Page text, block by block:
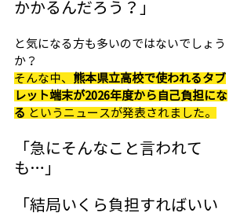
かかるんだろう？」
と気になる方も多いのではないでしょう
か？
そんな中、 熊本県立高校で使われるタブ
レット端末が2026年度から自己負担にな
る というニュースが発表されました。
「急にそんなこと言われて
も…」
「結局いくら負担すればいい